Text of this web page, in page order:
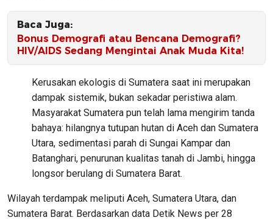
Baca Juga:
Bonus Demografi atau Bencana Demografi?
HIV/AIDS Sedang Mengintai Anak Muda Kita!
Kerusakan ekologis di Sumatera saat ini merupakan
dampak sistemik, bukan sekadar peristiwa alam.
Masyarakat Sumatera pun telah lama mengirim tanda
bahaya: hilangnya tutupan hutan di Aceh dan Sumatera
Utara, sedimentasi parah di Sungai Kampar dan
Batanghari, penurunan kualitas tanah di Jambi, hingga
longsor berulang di Sumatera Barat.
Wilayah terdampak meliputi Aceh, Sumatera Utara, dan
Sumatera Barat. Berdasarkan data Detik News per 28